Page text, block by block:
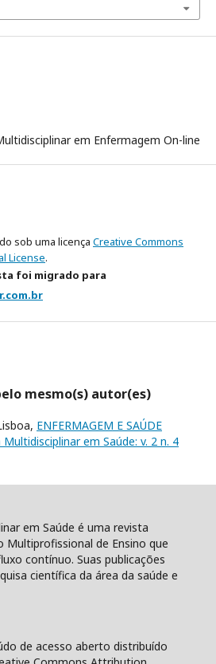
em Enfermagem On-line
sob uma licença Creative Commons
License.
foi migrado para
mesmo(s) autor(es)
ENFERMAGEM E SAÚDE
Multidisciplinar em Saúde: v. 2 n. 4
em Saúde é uma revista
de Ensino que
contínuo. Suas publicações
científica da área da saúde e
de acesso aberto distribuído